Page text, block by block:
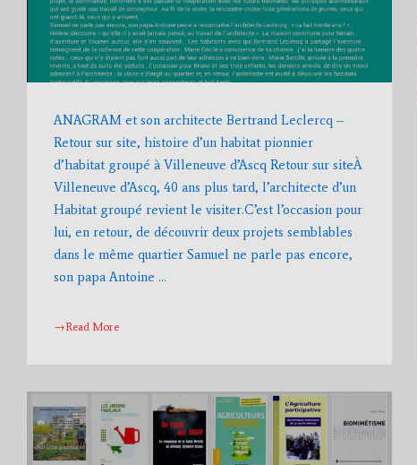
ANAGRAM et son architecte Bertrand Leclercq –
Retour sur site, histoire d’un habitat pionnier
d’habitat groupé à Villeneuve d’Ascq Retour sur siteÀ
Villeneuve d’Ascq, 40 ans plus tard, l’architecte d’un
Habitat groupé revient le visiter.C’est l’occasion pour
lui, en retour, de découvrir deux projets semblables
dans le même quartier Samuel ne parle pas encore,
son papa Antoine …
→Read More